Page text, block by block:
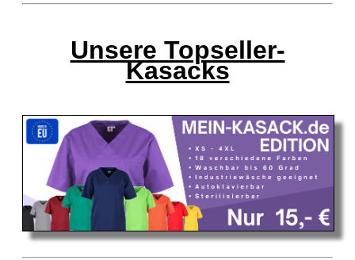
Unsere Topseller-
Kasacks